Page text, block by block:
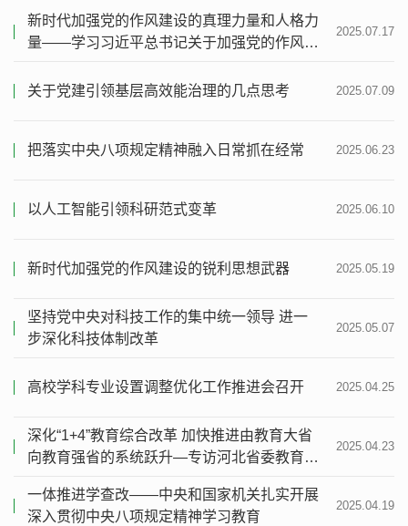
2025.07.17
新时代加强党的作风建设的真理力量和人格力
量——学习习近平总书记关于加强党的作风建
2025.07.09
关于党建引领基层高效能治理的几点思考
2025.06.23
把落实中央八项规定精神融入日常抓在经常
2025.06.10
以人工智能引领科研范式变革
2025.05.19
新时代加强党的作风建设的锐利思想武器
2025.05.07
坚持党中央对科技工作的集中统一领导 进一
步深化科技体制改革
2025.04.25
高校学科专业设置调整优化工作推进会召开
2025.04.23
深化“1+4”教育综合改革 加快推进由教育大省
向教育强省的系统跃升—专访河北省委教育工
2025.04.19
一体推进学查改——中央和国家机关扎实开展
深入贯彻中央八项规定精神学习教育